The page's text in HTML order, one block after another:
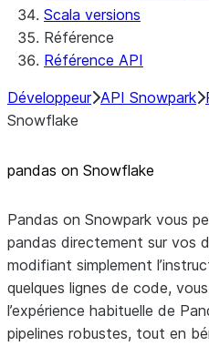
Scala versions
Référence
Référence API
Développeur API Snowpark
Snowflake
pandas on Snowflake
Pandas on Snowpark vous
pandas directement sur vos
modifiant simplement
quelques lignes de code,
l’expérience habituelle de
pipelines robustes, tout en